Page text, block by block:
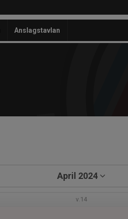
Anslagstavlan
April 2024
v.14